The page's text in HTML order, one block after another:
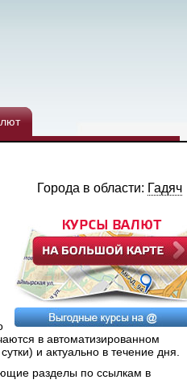
Города в области: Гадяч
в автоматизированном
и актуально в течение дня.
разделы по ссылкам в